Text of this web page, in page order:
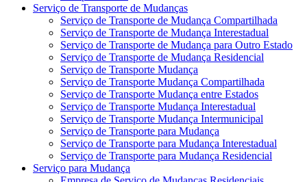
Serviço de Transporte de Mudanças
Serviço de Transporte de Mudança Compartilhada
Serviço de Transporte de Mudança Interestadual
Serviço de Transporte de Mudança para Outro Estado
Serviço de Transporte de Mudança Residencial
Serviço de Transporte Mudança
Serviço de Transporte Mudança Compartilhada
Serviço de Transporte Mudança entre Estados
Serviço de Transporte Mudança Interestadual
Serviço de Transporte Mudança Intermunicipal
Serviço de Transporte para Mudança
Serviço de Transporte para Mudança Interestadual
Serviço de Transporte para Mudança Residencial
Serviço para Mudança